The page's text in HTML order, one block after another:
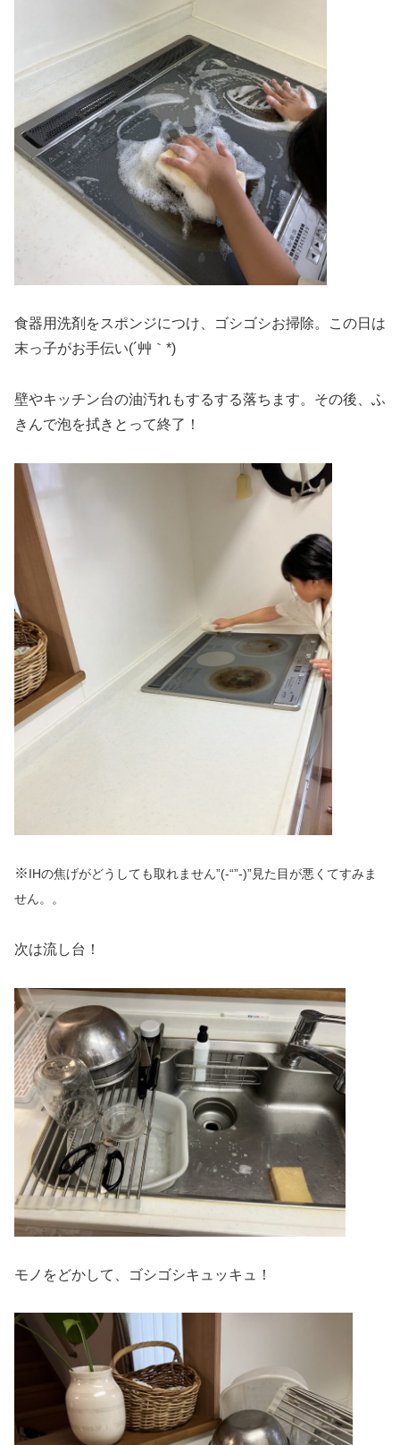
食器用洗剤をスポンジにつけ、ゴシゴシお掃除。この日は
末っ子がお手伝い(´艸｀*)
壁やキッチン台の油汚れもするする落ちます。その後、ふ
きんで泡を拭きとって終了！
※IHの焦げがどうしても取れません”(-“”-)”見た目が悪くてすみま
せん。。
次は流し台！
モノをどかして、ゴシゴシキュッキュ！